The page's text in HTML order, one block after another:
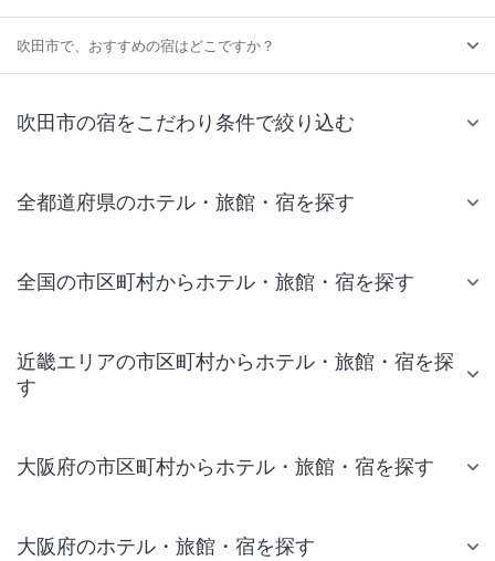
吹田市で、おすすめの宿はどこですか？
吹田市の宿をこだわり条件で絞り込む
全都道府県のホテル・旅館・宿を探す
全国の市区町村からホテル・旅館・宿を探す
近畿エリアの市区町村からホテル・旅館・宿を探
す
大阪府の市区町村からホテル・旅館・宿を探す
大阪府のホテル・旅館・宿を探す